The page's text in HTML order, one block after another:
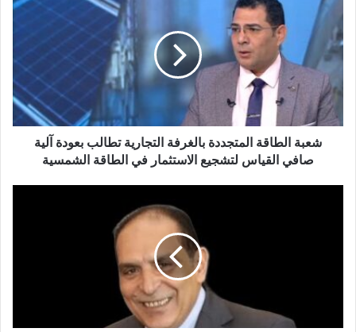
الطاقة
المتجددة
بالغرفة
التجارية
تطالب
بعودة
آلية
صافي
القياسشعبة الطاقة المتجددة بالغرفة التجارية تطالب بعودة آلية
صافي القياس لتشجيع الاستثمار في الطاقة الشمسية
موسعة